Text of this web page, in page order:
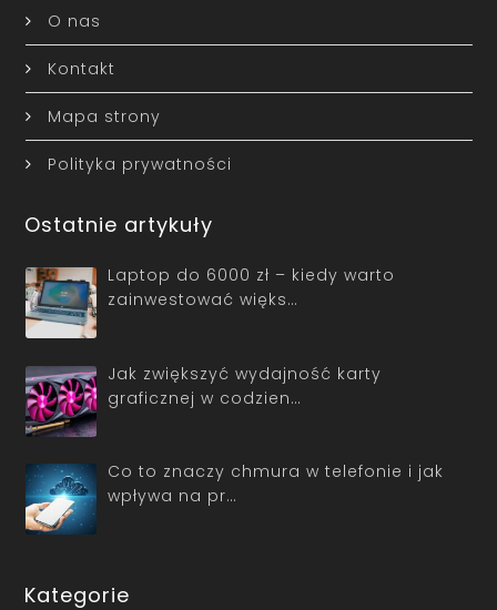
O nas
Kontakt
Mapa strony
Polityka prywatności
Ostatnie artykuły
Laptop do 6000 zł – kiedy warto
zainwestować więks…
Jak zwiększyć wydajność karty
graficznej w codzien…
Co to znaczy chmura w telefonie i jak
wpływa na pr…
Kategorie